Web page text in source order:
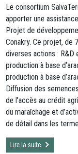
Le consortium
apporter une
Projet de
Conakry. Ce projet, de
diverses actions : R&D
production à base
production à base
Diffusion des
de l'accès au crédit
du maraîchage et
de détail dans les
Lire la suite